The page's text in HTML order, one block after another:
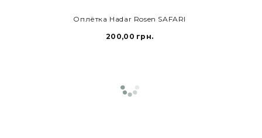
Оплётка Hadar Rosen SAFARI
200,00 грн.